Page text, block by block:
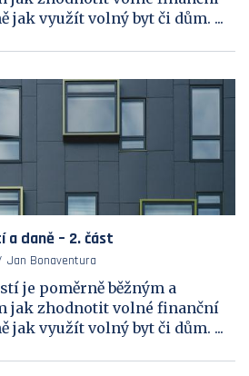
jak využít volný byt či dům. ...
daně – 2. část
Jan Bonaventura
je poměrně běžným a
jak zhodnotit volné finanční
jak využít volný byt či dům. ...